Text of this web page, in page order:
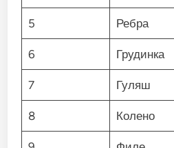
5 Ребра
6 Грудинка
7 Гуляш
8 Колено